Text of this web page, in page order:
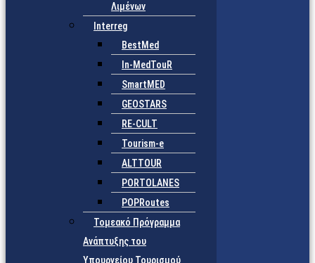
Λιμένων
Interreg
BestMed
In-MedTouR
SmartMED
GEOSTARS
RE-CULT
Tourism-e
ALTTOUR
PORTOLANES
POPRoutes
Τομεακό Πρόγραμμα
Ανάπτυξης του
Υπουργείου Τουρισμού